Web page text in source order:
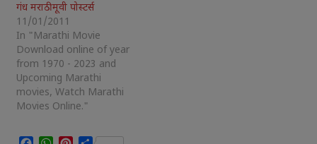
गंध मराठी मूवी पोस्टर्स
11/01/2011
In "Marathi Movie
Download online of year
from 1970 - 2023 and
Upcoming Marathi
movies, Watch Marathi
Movies Online."